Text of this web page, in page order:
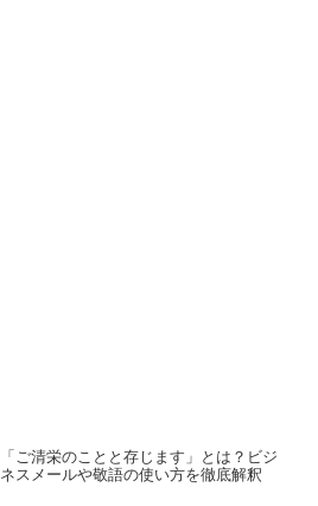
「ご清栄のことと存じます」とは？ビジ
ネスメールや敬語の使い方を徹底解釈